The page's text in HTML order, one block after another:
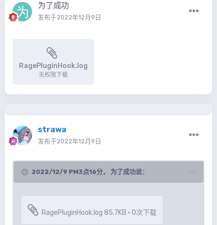
为了成功
发布于2022年12月9日
RagePluginHook.log
无权限下载
strawa
发布于2022年12月9日
2022/12/9 PM3点16分， 为了成功说：
RagePluginHook.log 85.7KB · 0次下载